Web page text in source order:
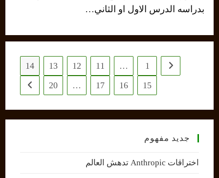
بدراسه الدرس الاول او الثاني…
Go to the previous page
1
…
11
12
13
14
15
16
17
…
20
page
جديد مفهوم
اختراقات Anthropic تدهش العالم